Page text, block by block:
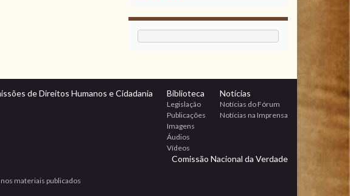
de Direitos Humanos e Cidadania Biblioteca
Legislação
Publicações
Imagens
Áudios
Vídeos
Notícias
Notícias do Fórum
Notícias na Imprensa
Comissão Nacional da Verdade
materiais publicados